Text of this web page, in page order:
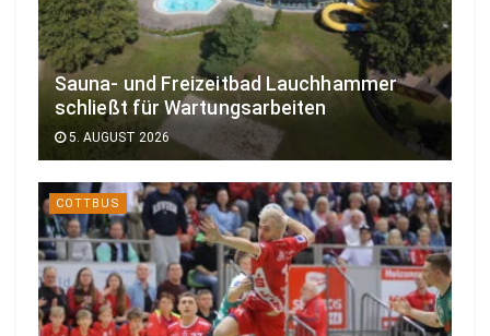
Sauna- und Freizeitbad Lauchhammer
schließt für Wartungsarbeiten
5. AUGUST 2026
COTTBUS